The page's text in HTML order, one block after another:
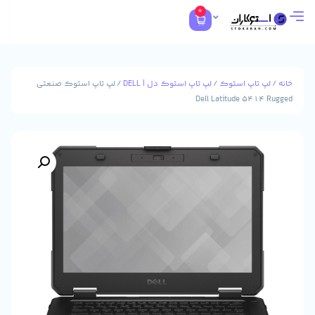
تاپ استوک/لپ تاپ استوک دل | DELL
/ لپ تاپ استوک صنعتی
Dell Latitude